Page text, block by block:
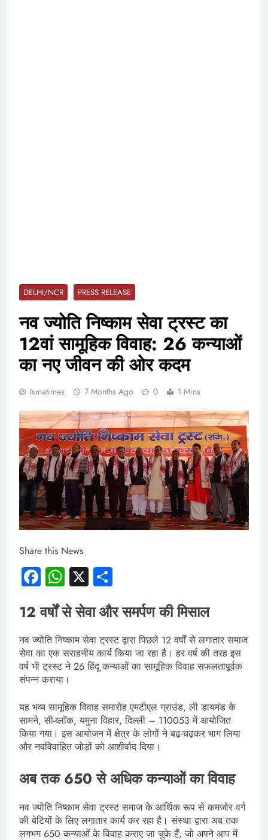
DELHI/NCR PRESS RELEASE
नव ज्योति निष्काम सेवा ट्रस्ट का
12वां सामूहिक विवाह: 26 कन्याओं
का नए जीवन की ओर कदम
Ismatimes 7 Months Ago 0 1 Mins
Share this News
Facebook
WhatsApp
X
12 वर्षों से सेवा और समर्पण की मिसाल
नव ज्योति निष्काम सेवा ट्रस्ट द्वारा पिछले 12 वर्षों से लगातार समाज
सेवा का एक सराहनीय कार्य किया जा रहा है। हर वर्ष की तरह इस
वर्ष भी ट्रस्ट ने 26 हिंदू कन्याओं का सामूहिक विवाह सफलतापूर्वक
संपन्न कराया।
यह भव्य सामूहिक विवाह समारोह एमटीएल ग्राउंड, ली डायमंड के
सामने, सी-ब्लॉक, यमुना विहार, दिल्ली – 110053 में आयोजित
किया गया। इस आयोजन में क्षेत्र के लोगों ने बढ़-चढ़कर भाग लिया
और नवविवाहित जोड़ों को आशीर्वाद दिया।
अब तक 650 से अधिक कन्याओं का विवाह
नव ज्योति निष्काम सेवा ट्रस्ट समाज के आर्थिक रूप से कमजोर वर्ग
की बेटियों के लिए लगातार कार्य कर रहा है। संस्था द्वारा अब तक
लगभग 650 कन्याओं के विवाह कराए जा चुके हैं, जो अपने आप में